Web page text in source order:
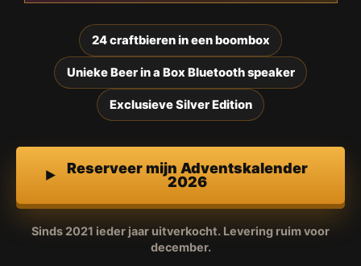
24 craftbieren in een boombox
Unieke Beer in a Box Bluetooth speaker
Exclusieve Silver Edition
Reserveer mijn Adventskalender
2026
Sinds 2021 ieder jaar uitverkocht. Levering ruim voor
december.